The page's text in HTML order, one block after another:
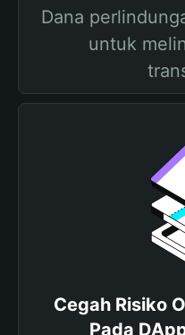
Dana
untuk
Cegah Risiko
Pada